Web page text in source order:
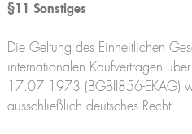
§11 Sonstiges
Die Geltung des Einheitlichen
internationalen Kaufverträgen
17.07.1973 (BGBII856-EKAG)
ausschließlich deutsches Recht.